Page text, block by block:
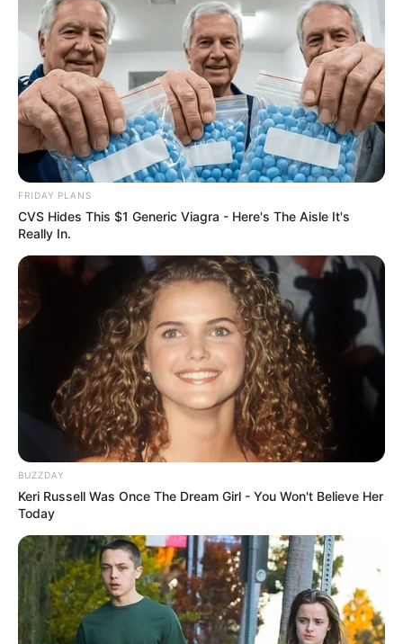
informacja prasowa Best Film
FRIDAY PLANS
CVS Hides This $1 Generic Viagra - Here's The Aisle It's
Really In.
BUZZDAY
Keri Russell Was Once The Dream Girl - You Won't Believe Her
Today